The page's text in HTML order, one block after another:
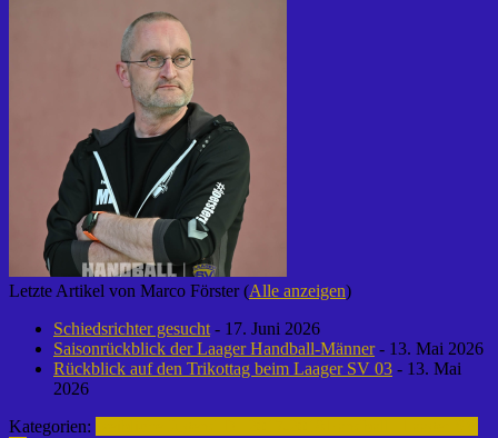
Letzte Artikel von Marco Förster(Alle anzeigen)
Schiedsrichter gesucht - 17. Juni 2026
Saisonrückblick der Laager Handball-Männer- 13. Mai 2026
Rückblick auf den Trikottag beim Laager SV 03 - 13. Mai
2026
Kategorien: